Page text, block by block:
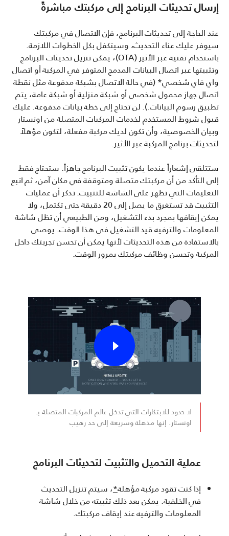
إرسال تحديثات البرنامج إلى مركبتك مباشرةً
عند الحاجة إلى تحديثات البرنامج، فإن الاتصال في مركبتك
سيوفر عليك عناء التحديث، وسيتكفل بكل الخطوات اللازمة.
باستخدام تقنية عبر الأثير (OTA)، يمكن تنزيل تحديثات البرنامج
وتثبيتها عبر اتصال البيانات المدمج المتوفر في المركبة أو اتصال
واي فاي شخصي* (في حالة الاتصال بشبكة مدفوعة مثل نقطة
اتصال جهاز محمول شخصي أو شبكة منزلية أو شبكة عامة، يتم
تطبيق رسوم البيانات.). لن تحتاج إلى خطة بيانات مدفوعة. عليك
قبول شروط المستخدم لخدمات المركبات المتصلة من اونستار
وبيان الخصوصية، وأن تكون لديك مركبة مفعلة، لتكون مؤهلاً
لتحديثات برنامج المركبة عبر الأثير.
ستتلقى إشعاراً عندما يكون تثبيت البرنامج جاهزاً. ستحتاج فقط
إلى التأكد من أن مركبتك متصلة ومتوقفة في مكان آمن، ثم اتبع
التعليمات التي تظهر على الشاشة للتثبيت. تذكر أن عمليات
التثبيت قد تستغرق ما يصل إلى 20 دقيقة حتى تكتمل، ولا
يمكن إيقافها بمجرد بدء التشغيل، ومن الطبيعي أن تظل شاشة
المعلومات والترفيه قيد التشغيل في هذا الوقت. يوصى
بالاستفادة من هذه التحديثات لأنها يمكن أن تحسن تجربتك داخل
المركبة وتحسن وظائف مركبتك بمرور الوقت.
لا حدود للابتكارات التي تدخل عالم المركبات المتصلة بـ
اونستار. إنها مذهلة وسريعة إلى حد رهيب
عملية التحميل والتثبيت لتحديثات البرنامج
إذا كنت تقود مركبة مؤهلة*، سيتم تنزيل التحديث
في الخلفية. يمكن بعد ذلك تثبيته من خلال شاشة
المعلومات والترفيه عند إيقاف مركبتك.